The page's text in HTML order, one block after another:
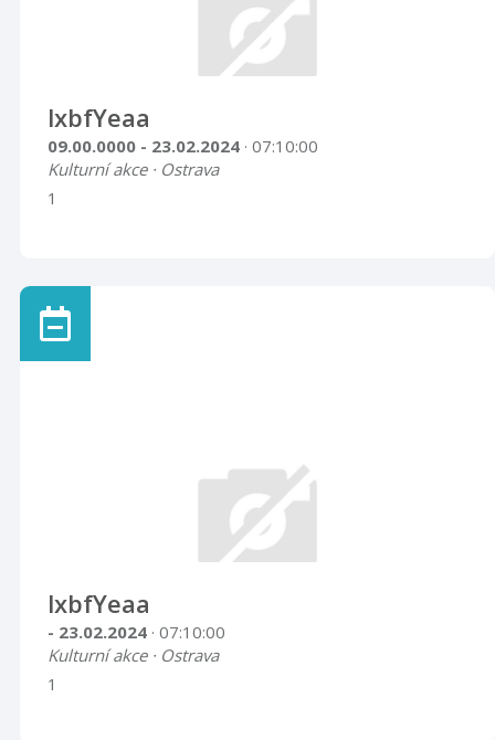
lxbfYeaa
09.00.0000 - 23.02.2024 · 07:10:00
Kulturní akce · Ostrava
1
lxbfYeaa
- 23.02.2024 · 07:10:00
Kulturní akce · Ostrava
1